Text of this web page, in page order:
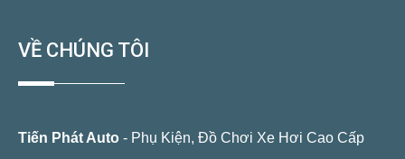
VỀ CHÚNG TÔI
Tiến Phát Auto - Phụ Kiện, Đồ Chơi Xe Hơi Cao Cấp